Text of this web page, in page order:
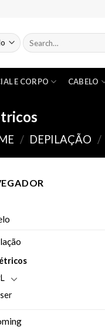
E CORPO CABELO
/ DEPILAÇÃO /